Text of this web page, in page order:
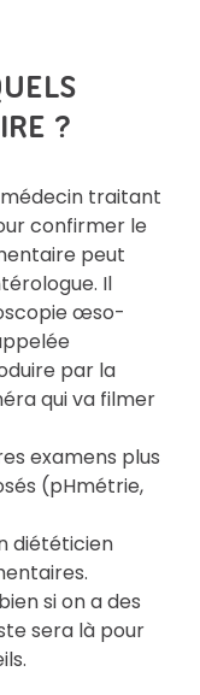
?
traitant
confirmer le
peut
Il
œso-
par la
qui va filmer
examens plus
(pHmétrie,
diététicien
si on a des
sera là pour